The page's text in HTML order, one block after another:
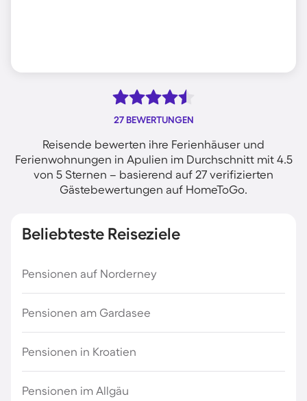
27 BEWERTUNGEN
Reisende bewerten ihre Ferienhäuser und
Ferienwohnungen in Apulien im Durchschnitt mit 4.5
von 5 Sternen – basierend auf 27 verifizierten
Gästebewertungen auf HomeToGo.
Beliebteste Reiseziele
Pensionen auf Norderney
Pensionen am Gardasee
Pensionen in Kroatien
Pensionen im Allgäu